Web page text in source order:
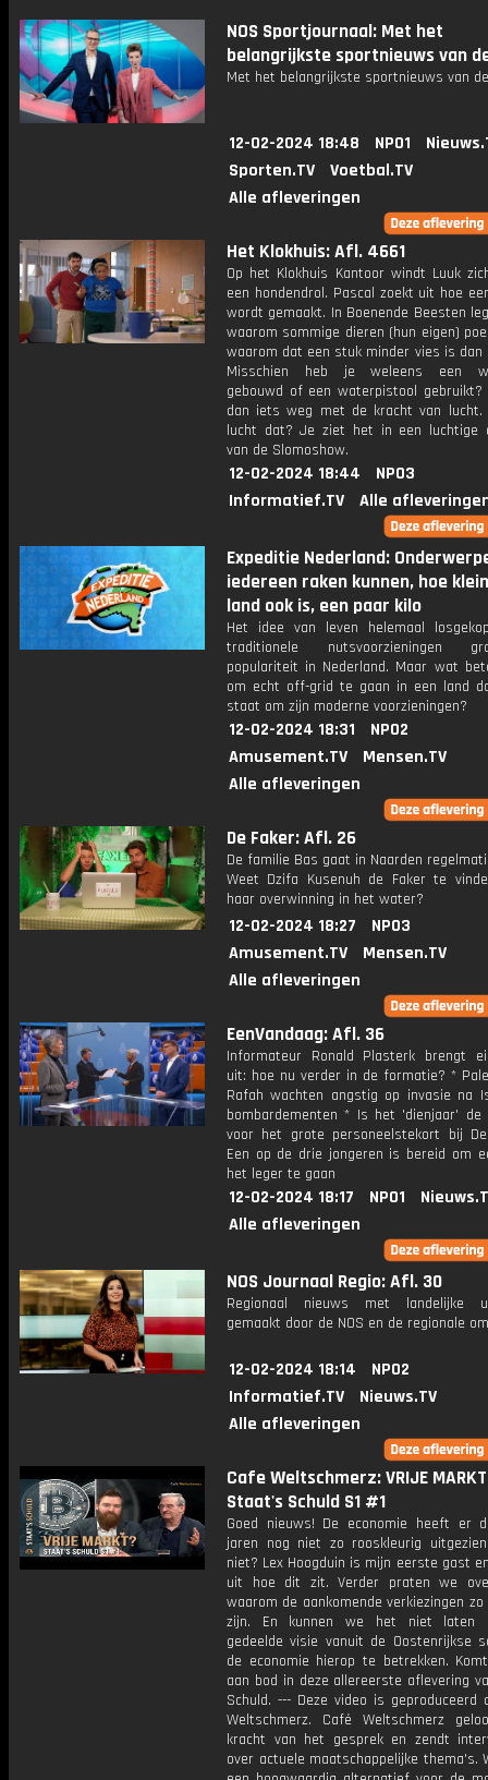
NOS Sportjournaal: Met het
belangrijkste sportnieuws van
Met het belangrijkste sportnieuws van
12-02-2024 18:48 NPO1
Sporten.TV
Voetbal.TV
Alle afleveringen
Het Klokhuis: Afl. 4661
Op het Klokhuis Kantoor windt Luuk
een hondendrol. Pascal zoekt uit hoe
wordt gemaakt. In Boenende Beesten
waarom sommige dieren (hun eigen)
waarom dat een stuk minder vies is dan
Misschien heb je weleens een
gebouwd of een waterpistool
dan iets weg met de kracht van lucht.
lucht dat? Je ziet het in een luchtige
van de Slomoshow.
12-02-2024 18:44
NPO3
Informatief.TV
Alle
Expeditie Nederland:
iedereen raken kunnen, hoe
land ook is, een paar kilo
Het idee van leven helemaal
traditionele nutsvoorzieningen
populariteit in Nederland. Maar wat
om echt off-grid te gaan in een land
staat om zijn moderne voorzieningen?
12-02-2024 18:31
NPO2
Amusement.TV
Mensen.TV
Alle afleveringen
De Faker: Afl. 26
De familie Bas gaat in Naarden
Weet Dzifa Kusenuh de Faker te
haar overwinning in het water?
12-02-2024 18:27
NPO3
Amusement.TV
Mensen.TV
Alle afleveringen
EenVandaag: Afl. 36
Informateur Ronald Plasterk brengt
uit: hoe nu verder in de formatie? *
Rafah wachten angstig op invasie na
bombardementen * Is het 'dienjaar' de
voor het grote personeelstekort bij
Een op de drie jongeren is bereid om
het leger te gaan
12-02-2024 18:17 NPO1
Alle afleveringen
NOS Journaal Regio: Afl. 30
Regionaal nieuws met landelijke
gemaakt door de NOS en de regionale
12-02-2024 18:14
NPO2
Informatief.TV
Nieuws.TV
Alle afleveringen
Cafe Weltschmerz: VRIJE
Staat's Schuld S1 #1
Goed nieuws! De economie heeft er
jaren nog niet zo rooskleurig
niet? Lex Hoogduin is mijn eerste gast
uit hoe dit zit. Verder praten we
waarom de aankomende verkiezingen
zijn. En kunnen we het niet laten
gedeelde visie vanuit de Oostenrijkse
de economie hierop te betrekken.
aan bod in deze allereerste aflevering
Schuld. --- Deze video is geproduceerd
Weltschmerz. Café Weltschmerz
kracht van het gesprek en zendt
over actuele maatschappelijke thema's.